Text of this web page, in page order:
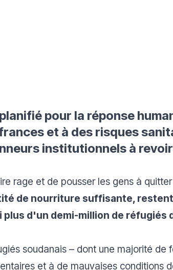
pour la réponse
et à des risques
institutionnels à
rage et de pousser les gens à
de nourriture suffisante,
d'un demi-million de réfugiés
soudanais – dont une majorité de
et à de mauvaises conditions